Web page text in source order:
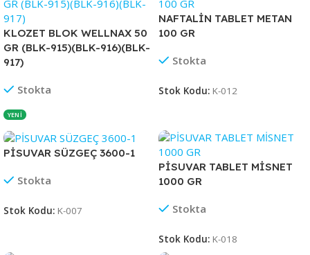
KLOZET BLOK WELLNAX 50
GR (BLK-915)(BLK-916)(BLK-
917)
Stokta
YENİ
NAFTALİN TABLET METAN
100 GR
Stokta
Stok Kodu: K-012
PİSUVAR SÜZGEÇ 3600-1
Stokta
Stok Kodu: K-007
PİSUVAR TABLET MİSNET
1000 GR
Stokta
Stok Kodu: K-018